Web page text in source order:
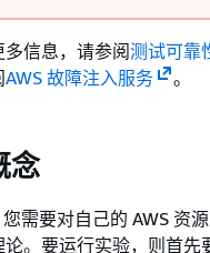
信息，请参阅测试可靠
AWS 故障注入服务 。
念
需要对自己的 AWS 资源
。要运行实验，则首先